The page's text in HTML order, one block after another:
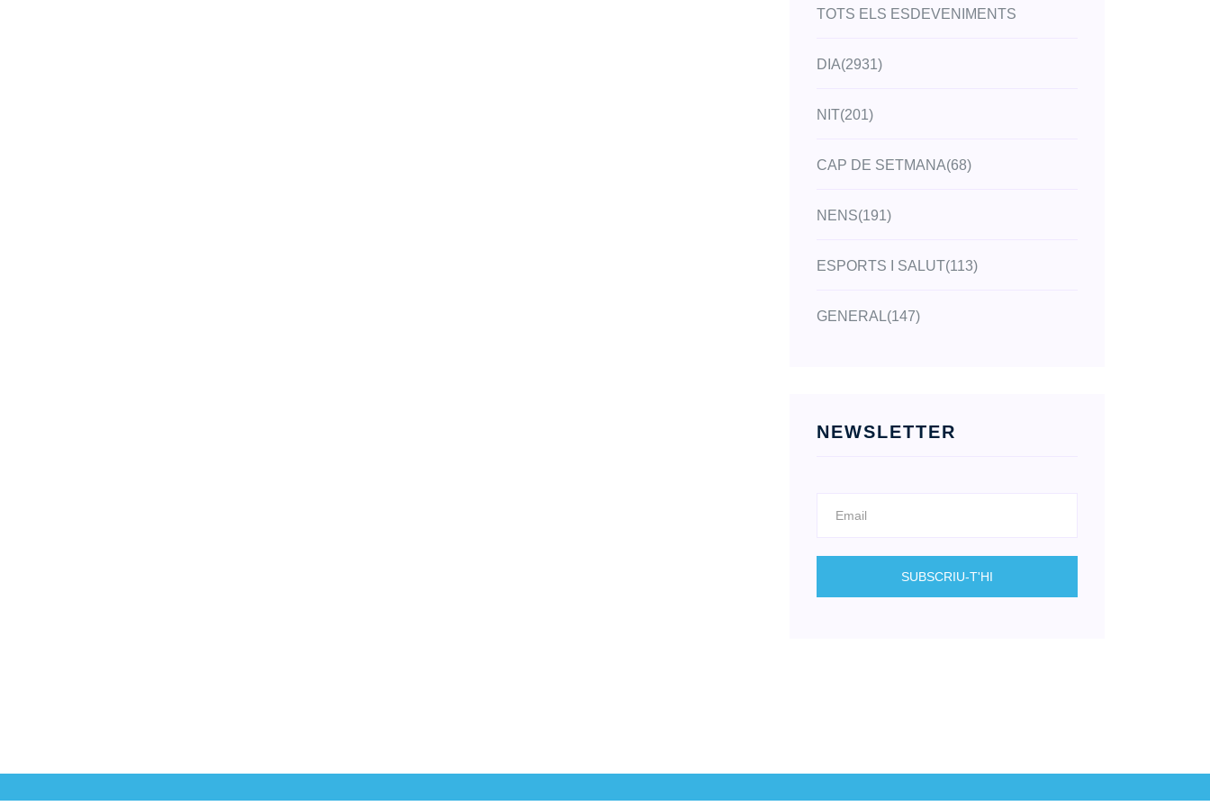
TOTS ELS ESDEVENIMENTS
DIA(2931)
NIT(201)
CAP DE SETMANA(68)
NENS(191)
ESPORTS I SALUT(113)
GENERAL(147)
NEWSLETTER